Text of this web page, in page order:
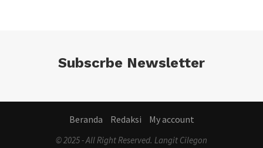
Subscrbe Newsletter
Beranda Redaksi My account
© 2025 - All Right Reserved. Langit Cilegon